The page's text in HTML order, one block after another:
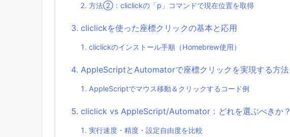
方法②：cliclickの「p」コマンドで現在位置を取得
cliclickを使った座標クリックの基本と応用
cliclickのインストール手順（Homebrew使用）
AppleScriptとAutomatorで座標クリックを実現する方法
AppleScriptでマウス移動＆クリックするコード例
cliclick vs AppleScript/Automator：どれを選ぶべきか？
実行速度・精度・設定自由度を比較